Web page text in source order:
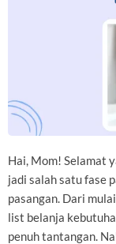
Hai, Mom! Selamat
jadi salah satu fase
pasangan. Dari
list belanja
penuh tantangan.